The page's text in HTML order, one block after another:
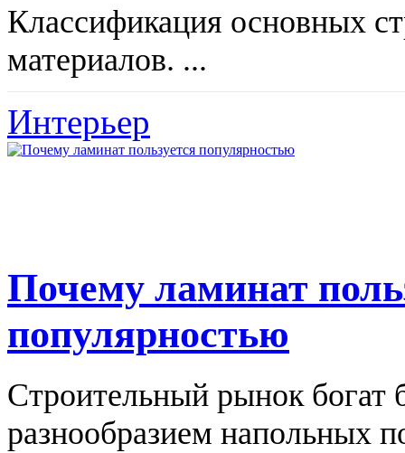
Классификация основных
материалов. ...
Интерьер
Почему ламинат
популярностью
Строительный рынок богат
разнообразием напольных